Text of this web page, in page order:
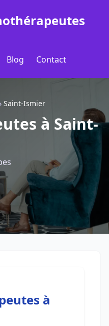
Blog Contact
› Saint-Ismier
à Saint-
à